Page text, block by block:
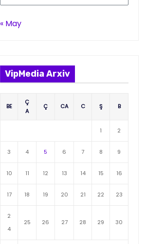
« May
VipMedia Arxiv
BE
Ç
A
Ç CA C Ş B
1 2
3 4 5 6 7 8 9
10 11 12 13 14 15 16
17 18 19 20 21 22 23
2
4
25 26 27 28 29 30